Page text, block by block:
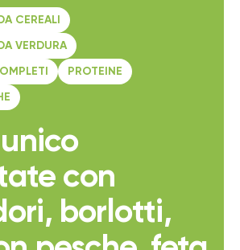
CEREALI
VERDURA
PROTEINE
con
borlotti,